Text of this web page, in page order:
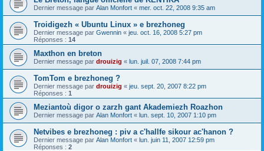
Dernier message par Alan Monfort « mer. oct. 22, 2008 9:35 am
Troidigezh « Ubuntu Linux » e brezhoneg
Dernier message par Gwennin « jeu. oct. 16, 2008 5:27 pm
Réponses : 14
Maxthon en breton
Dernier message par drouizig « lun. juil. 07, 2008 7:44 pm
TomTom e brezhoneg ?
Dernier message par drouizig « jeu. sept. 20, 2007 8:22 pm
Réponses : 1
Meziantoù digor o zarzh gant Akademiezh Roazhon
Dernier message par Alan Monfort « lun. sept. 10, 2007 1:10 pm
Netvibes e brezhoneg : piv a c'hallfe sikour ac'hanon ?
Dernier message par Alan Monfort « lun. juin 11, 2007 12:59 pm
Réponses : 2